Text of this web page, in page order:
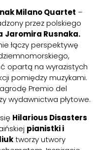
Milano Quartet –
przez polskiego
Jaromira Rusnaka.
łączy perspektywę
opartą na wyrazistych
pomiędzy muzykami.
Premio del
wydawnictwa płytowe.
Hilarious Disasters
pianistki i
tworzy utwory